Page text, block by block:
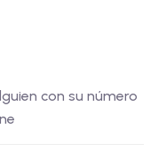
con su número